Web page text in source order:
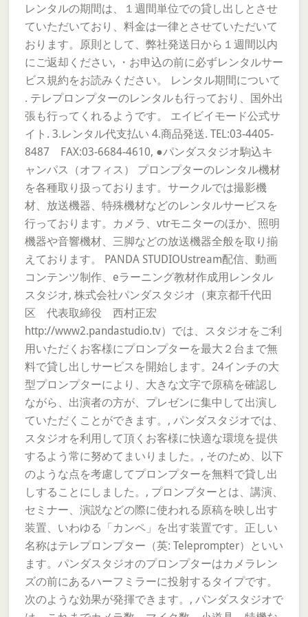
レンタルの期間は、１週間単位での貸し出しとさせ
ていただいており、料金は一律とさせていただいて
おります。原則として、弊社発送日から１週間以内
にご返却ください, ・お申込の前に必ずレンタルサー
ビス規約をお読みください。 レンタル期間について
. テレプロンプターのレンタルも行っており、国外出
張も行ってくれるようです。 エイビイモード公式サ
イト. 3.レンタル代支払い 4.商品発送. TEL:03-4405-
8487 FAX:03-6684-4610, ●パンダスタジオ駒込キ
ャンパス（オフィス） プロンプターのレンタル機材
を各種取り扱っております。サークルでは撮影機
材、放送機器、特殊機材などのレンタルサービスを
行っております。カメラ、vtrモニターのほか、照明
機器や音響機材、三脚などの放送機器全般を取り揃
えております。 PANDA STUDIOUstream配信、動画
コンテンツ制作、eラーニング教材作成用レンタル
スタジオ, 株式会社パンダスタジオ（東京都千代田
区 代表取締役 西村正宏
http://www2.pandastudio.tv）では、スタジオをご利
用いただくお客様にプロンプターを最大２台まで無
料で貸し出しサービスを開始します。24インチの大
型プロンプターにより、大きな文字で原稿を確認し
ながら、出演者の方が、プレゼンに集中して出演し
ていただくことができます。, パンダスタジオでは、
スタジオを利用して頂くお客様に快適な環境を提供
するよう常に努めてまいりました。, そのため、以下
のような点を考慮してプロンプターを無料で貸し出
しすることにしました。, プロンプターとは、講演、
セミナー、演説などの際に使われる原稿を映し出す
装置、いわゆる「カンペ」を出す装置です。正しい
名称はテレプロンプター（英: Teleprompter）といい
ます。パンダスタジオのプロンプターはカメラレン
ズの前にあるハーフミラーに投射するタイプです。
次のような効果が発揮できます。, パンダスタジオで